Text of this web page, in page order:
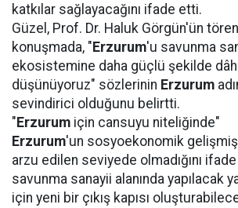
katkılar sağlayacağını ifade etti.
Güzel, Prof. Dr. Haluk Görgün'ün
konuşmada, " Erzurum'u savunma
ekosistemine daha güçlü şekilde
düşünüyoruz" sözlerinin Erzurum
sevindirici olduğunu belirtti.
" Erzurum için cansuyu niteliğinde"
Erzurum'un sosyoekonomik
arzu edilen seviyede olmadığını
savunma sanayii alanında yapılacak
için yeni bir çıkış kapısı